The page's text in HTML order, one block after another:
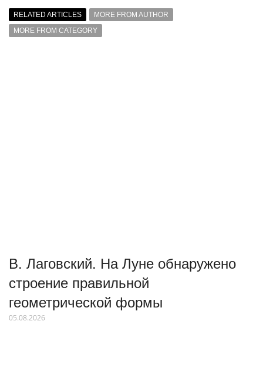
RELATED ARTICLES
MORE FROM AUTHOR
MORE FROM CATEGORY
В. Лаговский. На Луне обнаружено
строение правильной
геометрической формы
05.08.2026